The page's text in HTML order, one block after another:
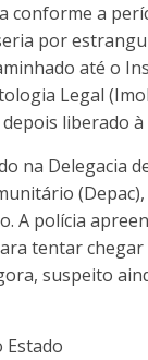
conforme a
por
até o
Legal
liberado à
na Delegacia
A polícia
tentar chegar
suspeito
Estado